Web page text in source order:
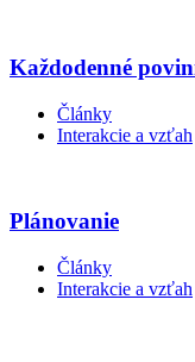
Každodenné
Články
Interakcie a vzťah
Plánovanie
Články
Interakcie a vzťah